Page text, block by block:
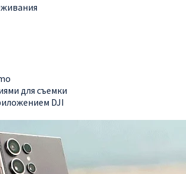
для съемки
DJI